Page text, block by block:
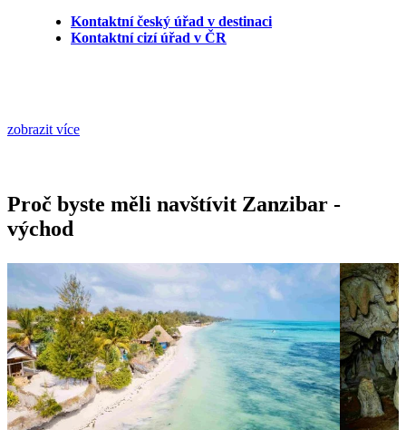
Kontaktní český úřad v destinaci
Kontaktní cizí úřad v ČR
zobrazit více
Proč byste měli navštívit Zanzibar -
východ